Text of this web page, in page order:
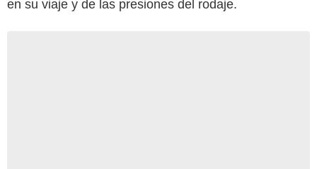
en su viaje y de las presiones del rodaje.